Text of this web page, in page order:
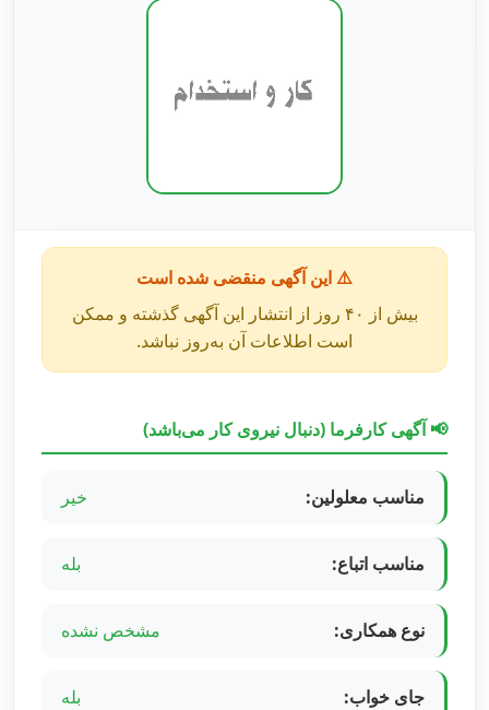
⚠️ این آگهی منقضی شده است
بیش از ۴۰ روز از انتشار این آگهی گذشته و ممکن
است اطلاعات آن به‌روز نباشد.
📢 آگهی کارفرما (دنبال نیروی کار می‌باشد)
مناسب معلولین: خیر
مناسب اتباع: بله
نوع همکاری: مشخص نشده
جای خواب: بله